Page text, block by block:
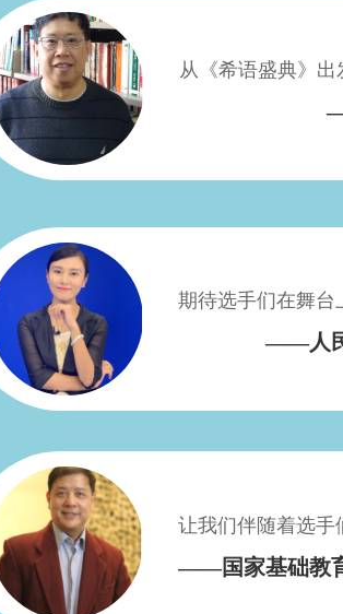
让我们伴随着选手
——国家基础教
期待选手们在舞台
——人民
从《希语盛典》